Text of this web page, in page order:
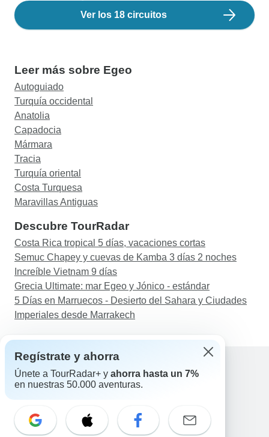
Ver los 18 circuitos
Leer más sobre Egeo
Autoguiado
Turquía occidental
Anatolia
Capadocia
Mármara
Tracia
Turquía oriental
Costa Turquesa
Maravillas Antiguas
Descubre TourRadar
Costa Rica tropical 5 días, vacaciones cortas
Semuc Chapey y cuevas de Kamba 3 días 2 noches
Increíble Vietnam 9 días
Grecia Ultimate: mar Egeo y Jónico - estándar
5 Días en Marruecos - Desierto del Sahara y Ciudades
Imperiales desde Marrakech
Ayuda
Correo electrónico: support@tourradar.com
Selecciona el idioma
Regístrate y ahorra
Únete a TourRadar+ y ahorra hasta un 7%
en nuestras 50.000 aventuras.